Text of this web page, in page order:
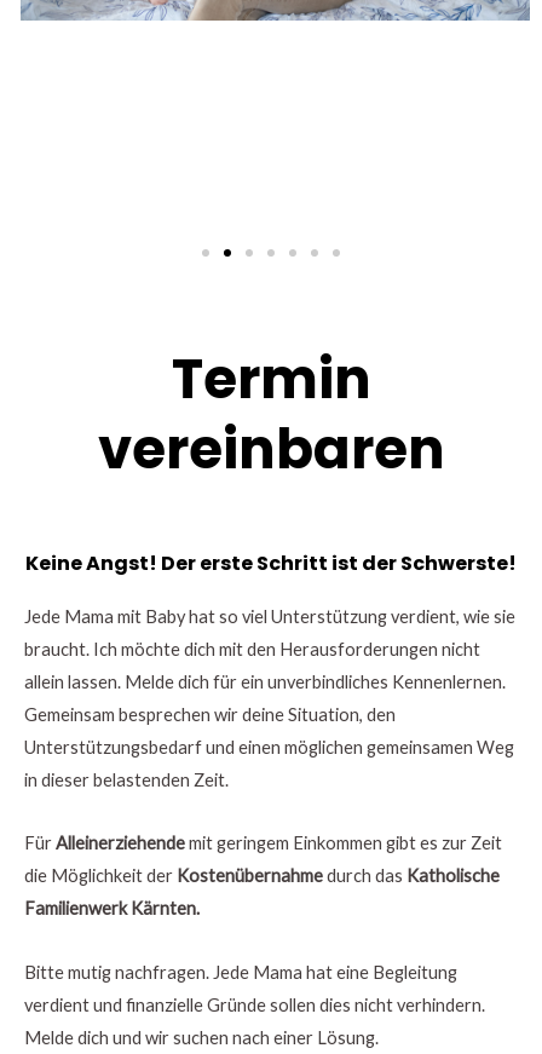
Termin
vereinbaren
Keine Angst! Der erste Schritt ist der Schwerste!
Jede Mama mit Baby hat so viel Unterstützung verdient, wie sie
braucht. Ich möchte dich mit den Herausforderungen nicht
allein lassen. Melde dich für ein unverbindliches Kennenlernen.
Gemeinsam besprechen wir deine Situation, den
Unterstützungsbedarf und einen möglichen gemeinsamen Weg
in dieser belastenden Zeit.
FürAlleinerziehendemit geringem Einkommen gibt es zur Zeit
die Möglichkeit der Kostenübernahmedurch das Katholische
Familienwerk Kärnten.
Bitte mutig nachfragen. Jede Mama hat eine Begleitung
verdient und finanzielle Gründe sollen dies nicht verhindern.
Melde dich und wir suchen nach einer Lösung.